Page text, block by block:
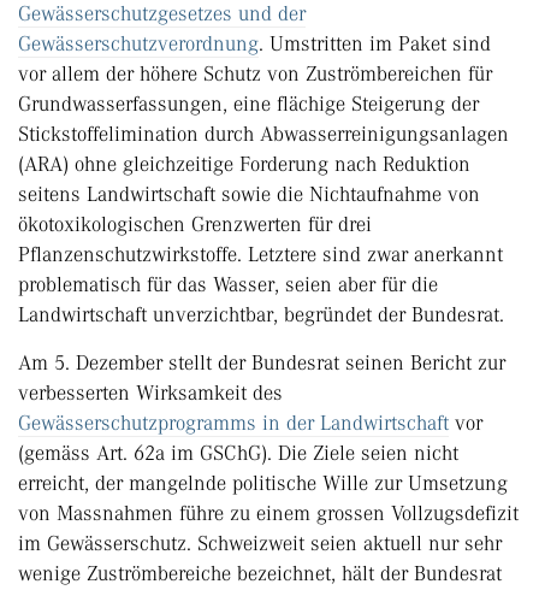
Gewässerschutzgesetzes und der
Gewässerschutzverordnung. Umstritten im Paket sind
vor allem der höhere Schutz von Zuströmbereichen für
Grundwasserfassungen, eine flächige Steigerung der
Stickstoffelimination durch Abwasserreinigungsanlagen
(ARA) ohne gleichzeitige Forderung nach Reduktion
seitens Landwirtschaft sowie die Nichtaufnahme von
ökotoxikologischen Grenzwerten für drei
Pflanzenschutzwirkstoffe. Letztere sind zwar anerkannt
problematisch für das Wasser, seien aber für die
Landwirtschaft unverzichtbar, begründet der Bundesrat.
Am 5. Dezember stellt der Bundesrat seinen Bericht zur
verbesserten Wirksamkeit des
Gewässerschutzprogramms in der Landwirtschaft vor
(gemäss Art. 62a im GSChG). Die Ziele seien nicht
erreicht, der mangelnde politische Wille zur Umsetzung
von Massnahmen führe zu einem grossen Vollzugsdefizit
im Gewässerschutz. Schweizweit seien aktuell nur sehr
wenige Zuströmbereiche bezeichnet, hält der Bundesrat